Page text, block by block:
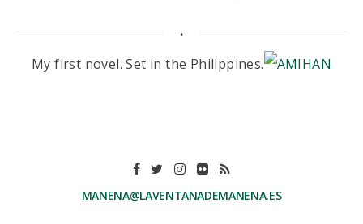
.
My first novel. Set in the Philippines.
MANENA@LAVENTANADEMANENA.ES